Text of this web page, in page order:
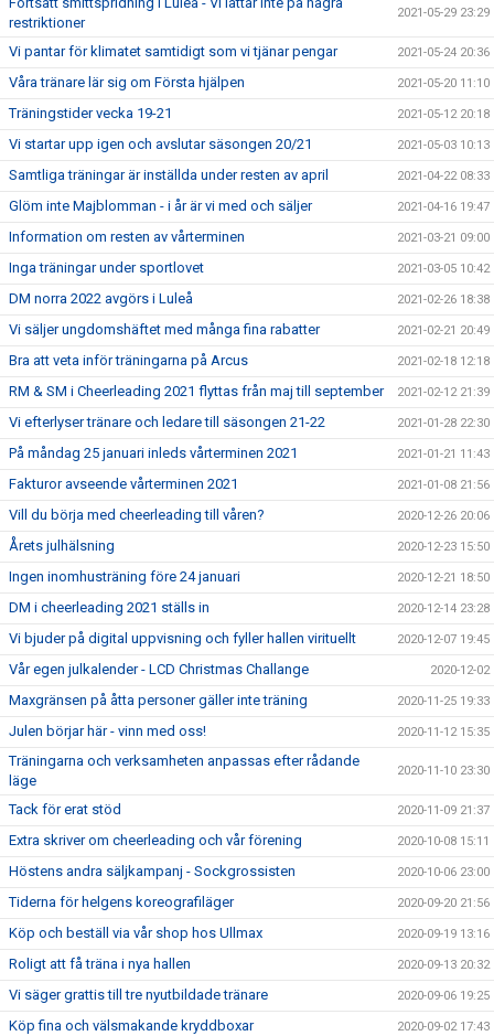
restriktioner
2021-05-29 23:29
Vi pantar för klimatet samtidigt som vi tjänar pengar 2021-05-24 20:36
Våra tränare lär sig om Första hjälpen 2021-05-20 11:10
Träningstider vecka 19-21 2021-05-12 20:18
Vi startar upp igen och avslutar säsongen 20/21 2021-05-03 10:13
Samtliga träningar är inställda under resten av april 2021-04-22 08:33
Glöm inte Majblomman - i år är vi med och säljer 2021-04-16 19:47
Information om resten av vårterminen 2021-03-21 09:00
Inga träningar under sportlovet 2021-03-05 10:42
DM norra 2022 avgörs i Luleå 2021-02-26 18:38
Vi säljer ungdomshäftet med många fina rabatter 2021-02-21 20:49
Bra att veta inför träningarna på Arcus 2021-02-18 12:18
RM & SM i Cheerleading 2021 flyttas från maj till september 2021-02-12 21:39
Vi efterlyser tränare och ledare till säsongen 21-22 2021-01-28 22:30
På måndag 25 januari inleds vårterminen 2021 2021-01-21 11:43
Fakturor avseende vårterminen 2021 2021-01-08 21:56
Vill du börja med cheerleading till våren? 2020-12-26 20:06
Årets julhälsning 2020-12-23 15:50
Ingen inomhusträning före 24 januari 2020-12-21 18:50
DM i cheerleading 2021 ställs in 2020-12-14 23:28
Vi bjuder på digital uppvisning och fyller hallen virituellt 2020-12-07 19:45
Vår egen julkalender - LCD Christmas Challange 2020-12-02
Maxgränsen på åtta personer gäller inte träning 2020-11-25 19:33
Julen börjar här - vinn med oss! 2020-11-12 15:35
Träningarna och verksamheten anpassas efter rådande
läge
2020-11-10 23:30
Tack för erat stöd 2020-11-09 21:37
Extra skriver om cheerleading och vår förening 2020-10-08 15:11
Höstens andra säljkampanj - Sockgrossisten 2020-10-06 23:00
Tiderna för helgens koreografiläger 2020-09-20 21:56
Köp och beställ via vår shop hos Ullmax 2020-09-19 13:16
Roligt att få träna i nya hallen 2020-09-13 20:32
Vi säger grattis till tre nyutbildade tränare 2020-09-06 19:25
Köp fina och välsmakande kryddboxar 2020-09-02 17:43